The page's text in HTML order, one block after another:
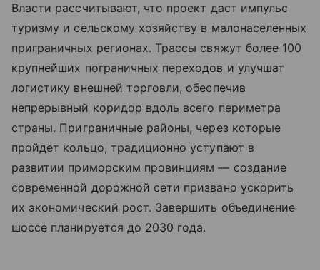
Власти рассчитывают, что проект даст импульс
туризму и сельскому хозяйству в малонаселенных
приграничных регионах. Трассы свяжут более 100
крупнейших пограничных переходов и улучшат
логистику внешней торговли, обеспечив
непрерывный коридор вдоль всего периметра
страны. Приграничные районы, через которые
пройдет кольцо, традиционно уступают в
развитии приморским провинциям — создание
современной дорожной сети призвано ускорить
их экономический рост. Завершить объединение
шоссе планируется до 2030 года.